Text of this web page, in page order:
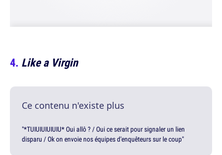
Like a Virgin
Ce contenu n'existe plus
"*TUIUIUIUIUIU* Oui allô ? / Oui ce serait pour signaler un lien
disparu / Ok on envoie nos équipes d'enquêteurs sur le coup"